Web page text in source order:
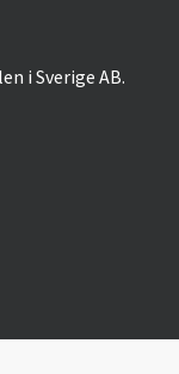
i Sverige AB.